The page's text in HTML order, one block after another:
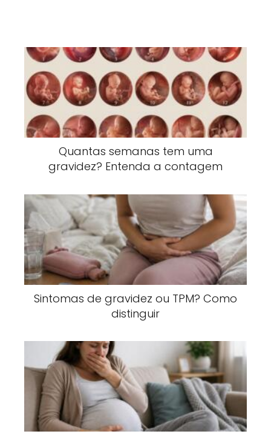
Quantas semanas tem uma
gravidez? Entenda a contagem
Sintomas de gravidez ou TPM? Como
distinguir